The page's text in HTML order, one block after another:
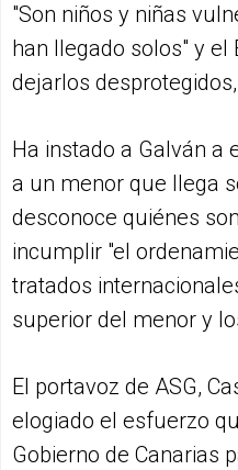
"Son niños y niñas
han llegado solos" y el
dejarlos
Ha instado a Galván a
a un menor que llega
desconoce quiénes
incumplir "el
tratados
superior del menor y
El portavoz de ASG,
elogiado el esfuerzo
Gobierno de Canarias